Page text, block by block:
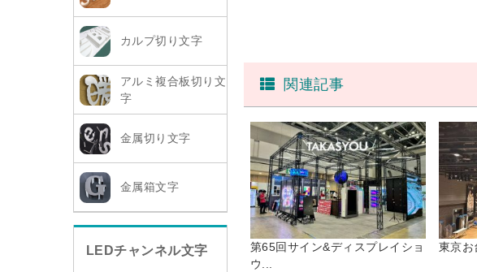
カルプ切り文字
アルミ複合板切り文
字
金属切り文字
金属箱文字
LEDチャンネル文字
関連記事
第65回サイン&ディスプレイショ
ウ...
東京お